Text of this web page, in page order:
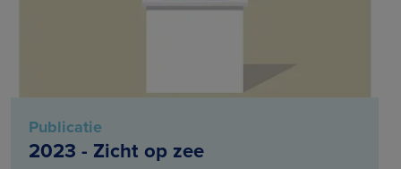
Publicatie
2023 - Zicht op zee